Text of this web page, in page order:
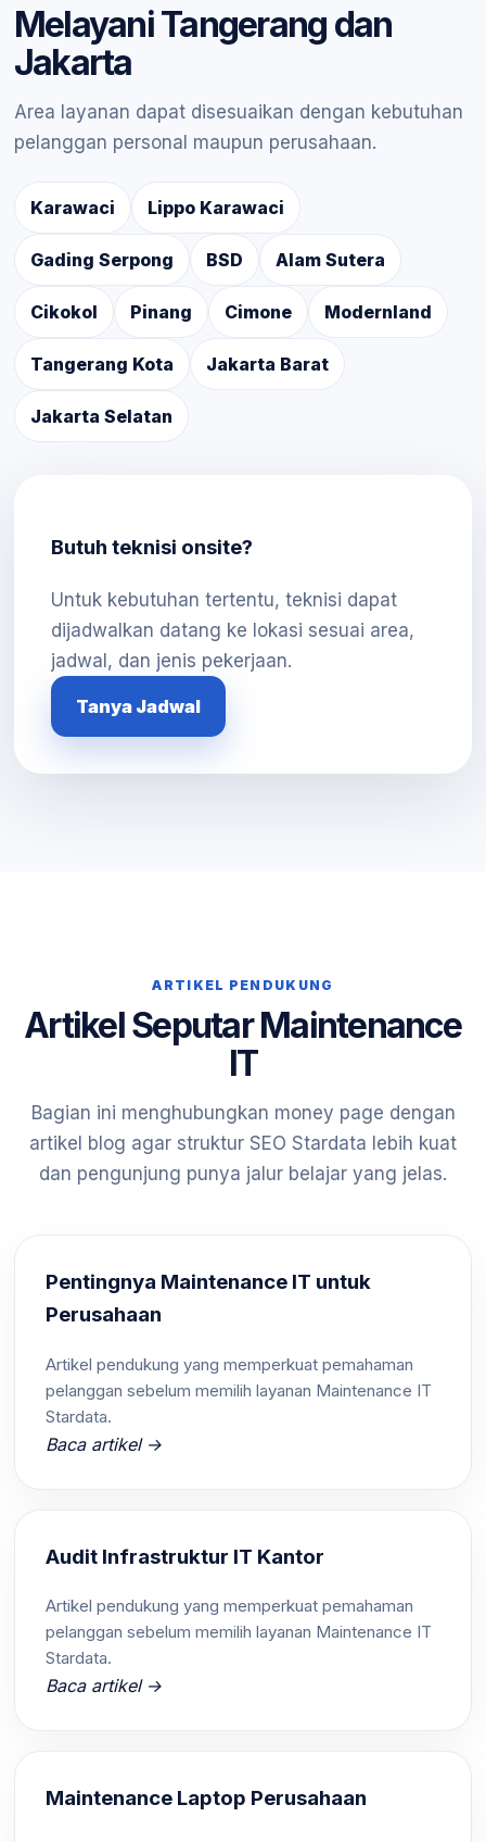
Melayani Tangerang dan
Jakarta
Area layanan dapat disesuaikan dengan kebutuhan
pelanggan personal maupun perusahaan.
Karawaci Lippo Karawaci
Gading Serpong BSD Alam Sutera
Cikokol Pinang Cimone Modernland
Tangerang Kota Jakarta Barat
Jakarta Selatan
Butuh teknisi onsite?
Untuk kebutuhan tertentu, teknisi dapat
dijadwalkan datang ke lokasi sesuai area,
jadwal, dan jenis pekerjaan.
Tanya Jadwal
ARTIKEL PENDUKUNG
Artikel Seputar Maintenance
IT
Bagian ini menghubungkan money page dengan
artikel blog agar struktur SEO Stardata lebih kuat
dan pengunjung punya jalur belajar yang jelas.
Pentingnya Maintenance IT untuk
Perusahaan
Artikel pendukung yang memperkuat pemahaman
pelanggan sebelum memilih layanan Maintenance IT
Stardata.
Baca artikel →
Audit Infrastruktur IT Kantor
Artikel pendukung yang memperkuat pemahaman
pelanggan sebelum memilih layanan Maintenance IT
Stardata.
Baca artikel →
Maintenance Laptop Perusahaan